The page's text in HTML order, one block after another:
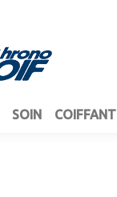
SOIN COIFFANT